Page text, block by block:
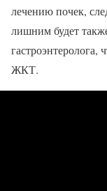
лечению почек,
лишним будет
гастроэнтеролога,
ЖКТ.